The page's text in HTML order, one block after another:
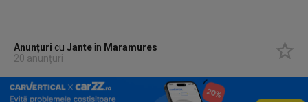
Anunțuri cuJanteîn Maramures
20 anunțuri